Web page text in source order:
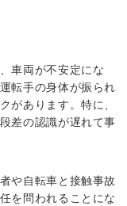
車両が不安定にな
転手の身体が振られ
があります。特に、
差の認識が遅れて事
や自転車と接触事故
を問われることにな